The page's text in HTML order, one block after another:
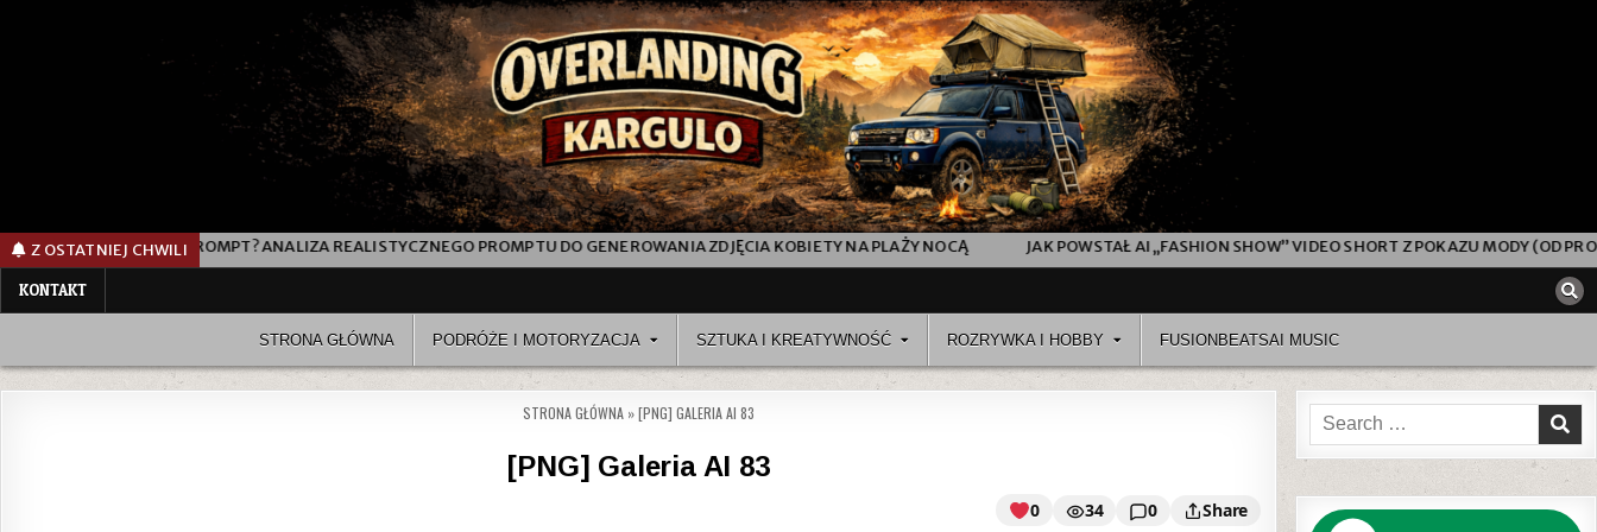
Z OSTATNIEJ CHWILI
ANALIZA REALISTYCZNEGO PROMPTU DO GENEROWANIA ZDJĘCIA KOBIETY NA PLAŻY NOCĄ JAK POWSTAŁ AI „FASHION SHOW” VIDEO SHORT Z POKAZU MODY (OD PROMPTA DO FINALNEGO
KONTAKT
STRONA GŁÓWNA PODRÓŻE I MOTORYZACJA SZTUKA I KREATYWNOŚĆ ROZRYWKA I HOBBY FUSIONBEATSAI MUSIC
STRONA GŁÓWNA »[PNG] GALERIA AI 83
[PNG] Galeria AI 83
0 34 0 Share
Search
for: